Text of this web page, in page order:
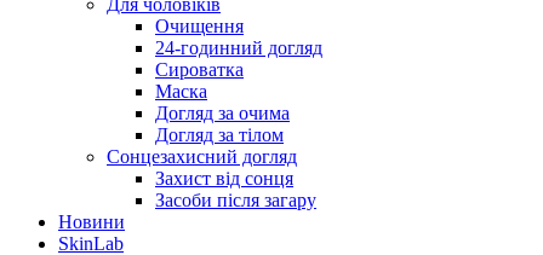
Очищення
24-годинний догляд
Сироватка
Маска
Догляд за очима
Догляд за тілом
Сонцезахисний догляд
Захист від сонця
Засоби після загару
Новини
SkinLab